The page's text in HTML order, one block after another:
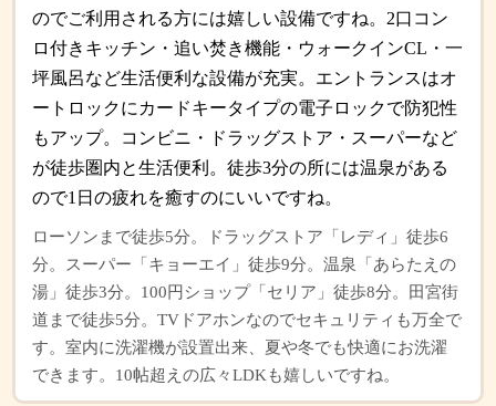
のでご利用される方には嬉しい設備ですね。2口コン
ロ付きキッチン・追い焚き機能・ウォークインCL・一
坪風呂など生活便利な設備が充実。エントランスはオ
ートロックにカードキータイプの電子ロックで防犯性
もアップ。コンビニ・ドラッグストア・スーパーなど
が徒歩圏内と生活便利。徒歩3分の所には温泉がある
ので1日の疲れを癒すのにいいですね。
ローソンまで徒歩5分。ドラッグストア「レディ」徒歩6
分。スーパー「キョーエイ」徒歩9分。温泉「あらたえの
湯」徒歩3分。100円ショップ「セリア」徒歩8分。田宮街
道まで徒歩5分。TVドアホンなのでセキュリティも万全で
す。室内に洗濯機が設置出来、夏や冬でも快適にお洗濯
できます。10帖超えの広々LDKも嬉しいですね。